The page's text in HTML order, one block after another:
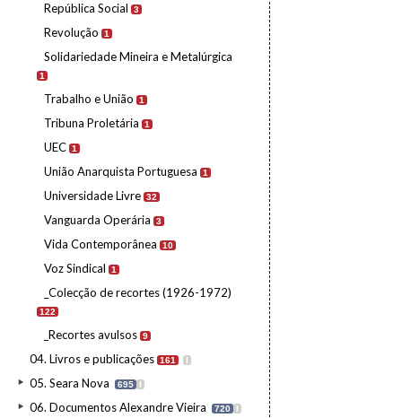
República Social 3
Revolução 1
Solidariedade Mineira e Metalúrgica
1
Trabalho e União 1
Tribuna Proletária 1
UEC 1
União Anarquista Portuguesa 1
Universidade Livre 32
Vanguarda Operária 3
Vida Contemporânea 10
Voz Sindical 1
_Colecção de recortes (1926-1972)
122
_Recortes avulsos 9
04. Livros e publicações 161 I
05. Seara Nova 695 I
06. Documentos Alexandre Vieira 720 I